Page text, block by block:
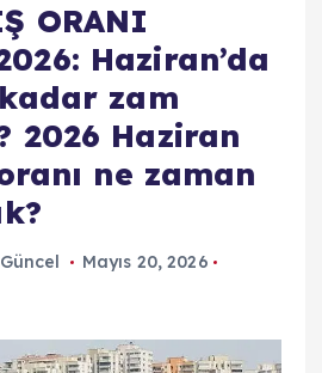
ORANI
Haziran’da
zam
2026 Haziran
ne zaman
Güncel
Mayıs 20, 2026